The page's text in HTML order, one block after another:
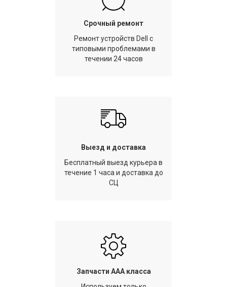
Срочный ремонт
Ремонт устройств Dell с
типовыми проблемами в
течении 24 часов
Выезд и доставка
Бесплатный выезд курьера в
течение 1 часа и доставка до
СЦ
Запчасти AAA класса